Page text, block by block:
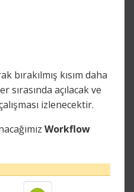
bırakılmış kısım daha
sırasında açılacak ve
izlenecektir.
Workflow